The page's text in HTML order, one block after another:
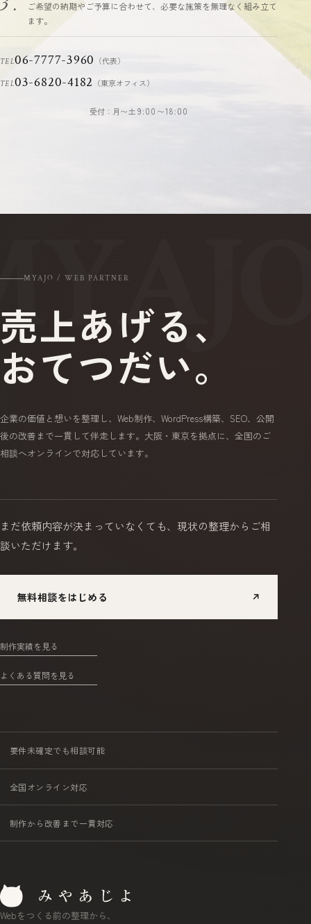
ご希望の納期やご予算に合わせて、必要な施策を無理なく組み立て
ます。
TEL06-7777-3960 （代表）
TEL03-6820-4182 （東京オフィス）
受付：月〜土 9:00〜18:00
MYAJO / WEB PARTNER
売上あげる、
おてつだい。
企業の価値と想いを整理し、Web制作、WordPress構築、SEO、公開
後の改善まで一貫して伴走します。大阪・東京を拠点に、全国のご
相談へオンラインで対応しています。
まだ依頼内容が決まっていなくても、 現状の整理からご相
談いただけます。
無料相談をはじめる ↗
制作実績を見る
よくある質問を見る
要件未確定でも相談可能
全国オンライン対応
制作から改善まで一貫対応
Webをつくる前の整理から、